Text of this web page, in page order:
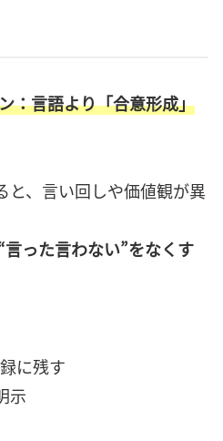
：言語より「合意形成」
と、言い回しや価値観が異
言った言わない”をなくす
に残す
示